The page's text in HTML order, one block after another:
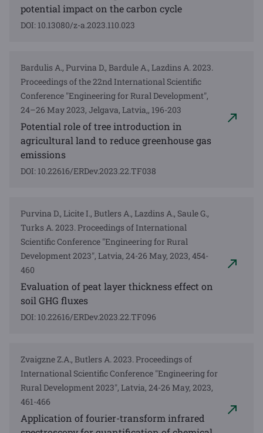
potential impact on the carbon cycle
DOI: 10.13080/z-a.2023.110.023
Bardulis A., Purvina D., Bardule A., Lazdins A. 2023.
Proceedings of the 22nd International Scientific
Conference "Engineering for Rural Development",
24–26 May 2023, Jelgava, Latvia,, 196-203
Potential role of tree introduction in
agricultural land to reduce greenhouse gas
emissions
DOI: 10.22616/ERDev.2023.22.TF038
Purvina D., Licite I., Butlers A., Lazdins A., Saule G.,
Turks A. 2023. Proceedings of International
Scientific Conference "Engineering for Rural
Development 2023", Latvia, 24-26 May, 2023, 454-
460
Evaluation of peat layer thickness effect on
soil GHG fluxes
DOI: 10.22616/ERDev.2023.22.TF096
Zvaigzne Z.A., Butlers A. 2023. Proceedings of
International Scientific Conference "Engineering for
Rural Development 2023", Latvia, 24-26 May, 2023,
461-466
Application of fourier-transform infrared